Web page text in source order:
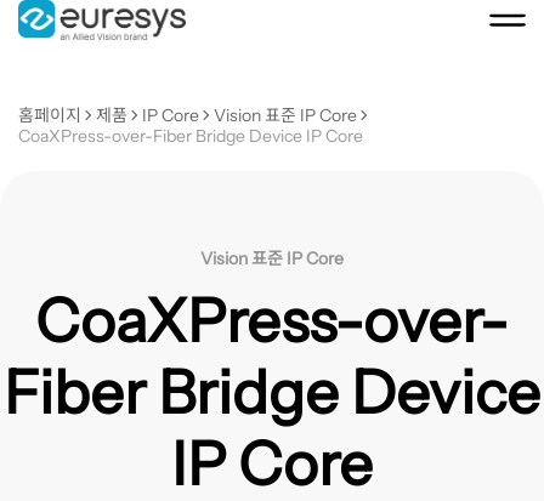
홈페이지 제품 IP Core
Vision 표준 IP Core
CoaXPress-over-Fiber Bridge Device IP Core
Vision 표준 IP Core
CoaXPress-over-
Fiber Bridge Device
IP Core